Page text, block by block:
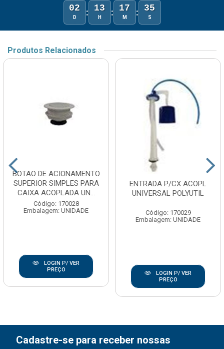
02
D : 13
H : 17
M : 35
S
Produtos Relacionados
BOTAO DE ACIONAMENTO
SUPERIOR SIMPLES PARA
CAIXA ACOPLADA UN...
Código: 170028
Embalagem: UNIDADE
LOGIN P/ VER
PREÇO
ENTRADA P/CX ACOPL
UNIVERSAL POLYUTIL
Código: 170029
Embalagem: UNIDADE
LOGIN P/ VER
PREÇO
Cadastre-se para receber nossas